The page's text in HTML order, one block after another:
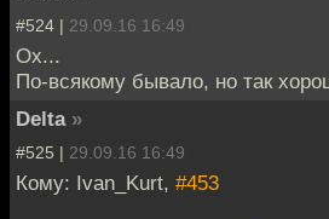
#524 | 29.09.16 16:49
Ох...
По-всякому бывало, но так
Delta »
#525 | 29.09.16 16:49
Кому: Ivan_Kurt, #453